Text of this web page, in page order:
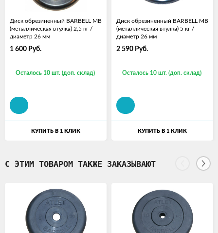
Диск обрезиненный BARBELL MB
(металлическая втулка) 2,5 кг /
диаметр 26 мм
1 600 Руб.
Осталось 10 шт. (доп. склад)
КУПИТЬ В 1 КЛИК
Диск обрезиненный BARBELL MB
(металлическая втулка) 5 кг /
диаметр 26 мм
2 590 Руб.
Осталось 10 шт. (доп. склад)
КУПИТЬ В 1 КЛИК
С ЭТИМ ТОВАРОМ ТАКЖЕ ЗАКАЗЫВАЮТ